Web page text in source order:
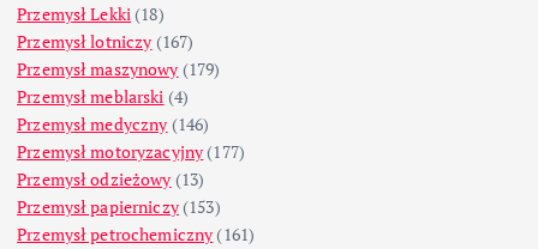
Przemysł Lekki (18)
Przemysł lotniczy (167)
Przemysł maszynowy (179)
Przemysł meblarski (4)
Przemysł medyczny (146)
Przemysł motoryzacyjny (177)
Przemysł odzieżowy (13)
Przemysł papierniczy(153)
Przemysł petrochemiczny (161)